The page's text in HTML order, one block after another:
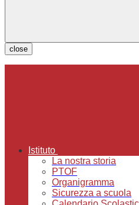
close
Istituto
La nostra storia
PTOF
Organigramma
Sicurezza a scuola